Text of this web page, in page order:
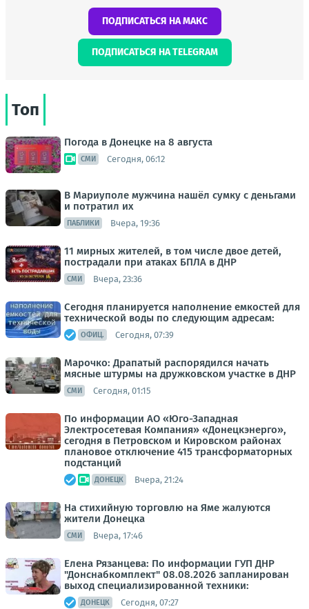
ПОДПИСАТЬСЯ НА МАКС
ПОДПИСАТЬСЯ НА TELEGRAM
Топ
Погода в Донецке на 8 августа
СМИ Сегодня, 06:12
В Мариуполе мужчина нашёл сумку с деньгами
и потратил их
ПАБЛИКИ Вчера, 19:36
11 мирных жителей, в том числе двое детей,
пострадали при атаках БПЛА в ДНР
СМИ Вчера, 23:36
Сегодня планируется наполнение емкостей для
технической воды по следующим адресам:
ОФИЦ. Сегодня, 07:39
Марочко: Драпатый распорядился начать
мясные штурмы на дружковском участке в ДНР
СМИ Сегодня, 01:15
По информации АО «Юго-Западная
Электросетевая Компания» «Донецкэнерго»,
сегодня в Петровском и Кировском районах
плановое отключение 415 трансформаторных
подстанций
ДОНЕЦК Вчера, 21:24
На стихийную торговлю на Яме жалуются
жители Донецка
СМИ Вчера, 17:46
Елена Рязанцева: По информации ГУП ДНР
"Донснабкомплект" 08.08.2026 запланирован
выход специализированной техники:
ДОНЕЦК Сегодня, 07:27